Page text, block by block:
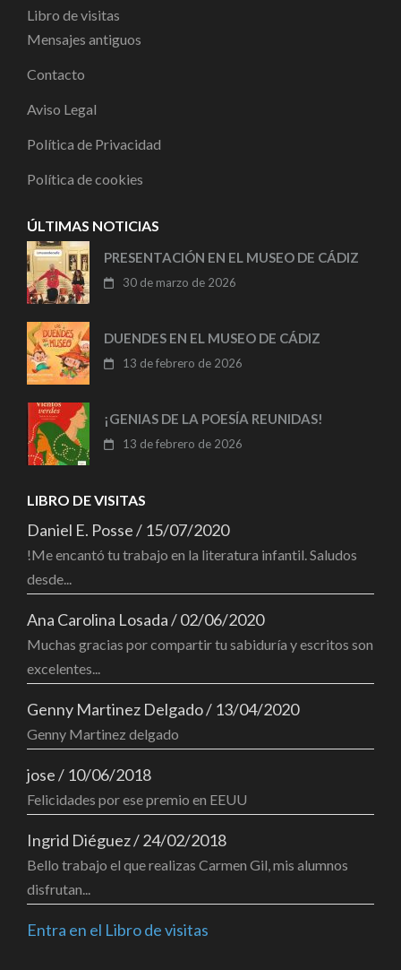
Libro de visitas
Mensajes antiguos
Contacto
Aviso Legal
Política de Privacidad
Política de cookies
ÚLTIMAS NOTICIAS
PRESENTACIÓN EN EL MUSEO DE CÁDIZ
30 de marzo de 2026
DUENDES EN EL MUSEO DE CÁDIZ
13 de febrero de 2026
¡GENIAS DE LA POESÍA REUNIDAS!
13 de febrero de 2026
LIBRO DE VISITAS
Daniel E. Posse/ 15/07/2020
!Me encantó tu trabajo en la literatura infantil. Saludos
desde...
Ana Carolina Losada/02/06/2020
Muchas gracias por compartir tu sabiduría y escritos son
excelentes...
Genny Martinez Delgado/ 13/04/2020
Genny Martinez delgado
jose/ 10/06/2018
Felicidades por ese premio en EEUU
Ingrid Diéguez/24/02/2018
Bello trabajo el que realizas Carmen Gil, mis alumnos
disfrutan...
Entra en el Libro de visitas